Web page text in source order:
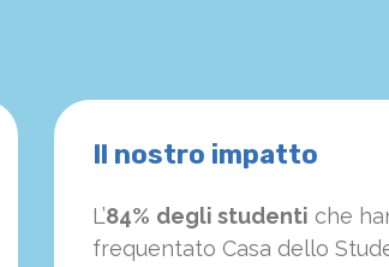
Il nostro impatto
L’84% degli studenti che
frequentato Casa dello